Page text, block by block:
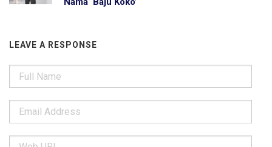
LEAVE A RESPONSE